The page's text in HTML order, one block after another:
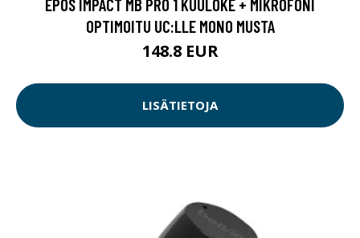
EPOS IMPACT MB PRO 1 KUULOKE + MIKROFONI
OPTIMOITU UC:LLE MONO MUSTA
148.8 EUR
LISÄTIETOJA